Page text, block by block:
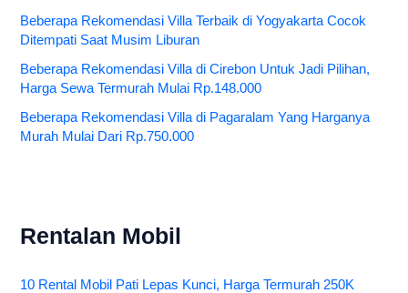
Beberapa Rekomendasi Villa Terbaik di Yogyakarta Cocok
Ditempati Saat Musim Liburan
Beberapa Rekomendasi Villa di Cirebon Untuk Jadi Pilihan,
Harga Sewa Termurah Mulai Rp.148.000
Beberapa Rekomendasi Villa di Pagaralam Yang Harganya
Murah Mulai Dari Rp.750.000
Rentalan Mobil
10 Rental Mobil Pati Lepas Kunci, Harga Termurah 250K